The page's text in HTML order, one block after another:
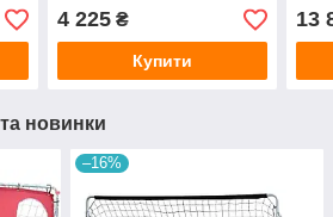
4 225₴
Купити
13
та новинки
–16%